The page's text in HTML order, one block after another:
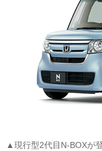
▲現行型2代目N-BOXが